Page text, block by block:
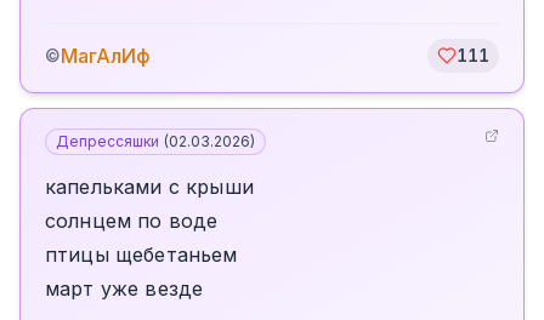
©МагАлИф 111
Депрессяшки (02.03.2026)
капельками с крыши
солнцем по воде
птицы щебетаньем
март уже везде